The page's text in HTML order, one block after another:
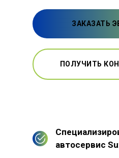
ЗАКАЗАТЬ
ПОЛУЧИТЬ
автосервис